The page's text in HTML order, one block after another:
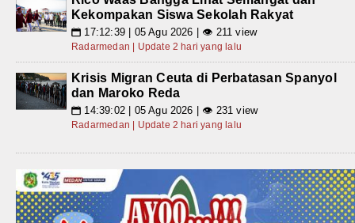
Kekompakan Siswa Sekolah Rakyat
📅 17:12:39 | 05 Agu 2026 | 👁 211 view
Radarmedan | Update 2 hari yang lalu
Krisis Migran Ceuta di Perbatasan Spanyol
dan Maroko Reda
📅 14:39:02 | 05 Agu 2026 | 👁 231 view
Radarmedan | Update 2 hari yang lalu